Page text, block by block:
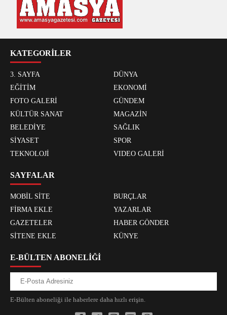
KATEGORİLER
3. SAYFA
DÜNYA
EĞİTİM
EKONOMİ
FOTO GALERİ
GÜNDEM
KÜLTÜR SANAT
MAGAZİN
BELEDİYE
SAĞLIK
SİYASET
SPOR
TEKNOLOJİ
VIDEO GALERİ
SAYFALAR
MOBİL SİTE
BURÇLAR
FİRMA EKLE
YAZARLAR
GAZETELER
HABER GÖNDER
SİTENE EKLE
KÜNYE
E-BÜLTEN ABONELİĞİ
E-Bülten aboneliği ile haberlere daha hızlı erişin.